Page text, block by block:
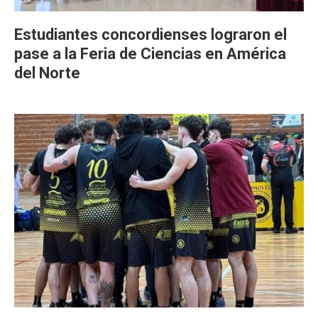
Estudiantes concordienses lograron el
pase a la Feria de Ciencias en América
del Norte